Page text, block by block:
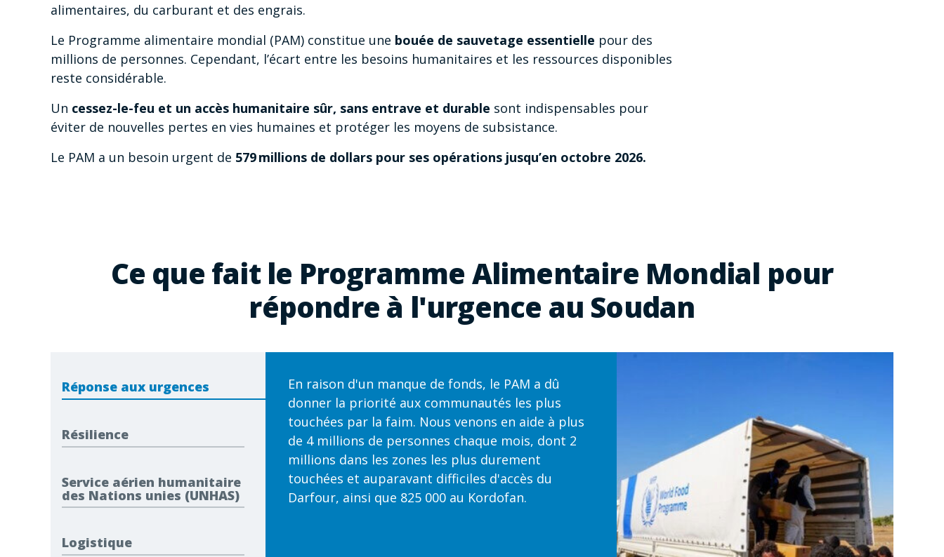
alimentaires, du carburant et des engrais.
Le Programme alimentaire mondial (PAM) constitue une bouée de sauvetage essentielle pour des
millions de personnes. Cependant, l’écart entre les besoins humanitaires et les ressources disponibles
reste considérable.
Un cessez-le-feu et un accès humanitaire sûr, sans entrave et durable sont indispensables pour
éviter de nouvelles pertes en vies humaines et protéger les moyens de subsistance.
Le PAM a un besoin urgent de 579 millions de dollars pour ses opérations jusqu’en octobre 2026.
Ce que fait le Programme Alimentaire Mondial pour
répondre à l'urgence au Soudan
Réponse aux urgences
En raison d'un manque de fonds, le PAM a dû
donner la priorité aux communautés les plus
touchées par la faim. Nous venons en aide à plus
de 4 millions de personnes chaque mois, dont 2
millions dans les zones les plus durement
touchées et auparavant difficiles d'accès du
Darfour, ainsi que 825 000 au Kordofan.
Résilience
Service aérien humanitaire
des Nations unies (UNHAS)
Logistique